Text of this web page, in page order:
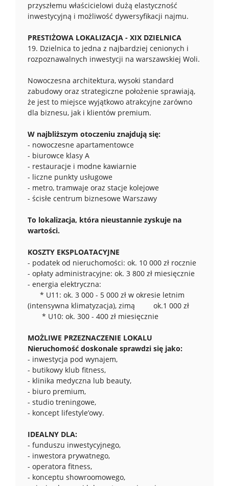
przyszłemu właścicielowi dużą elastyczność
inwestycyjną i możliwość dywersyfikacji najmu.
PRESTIŻOWA LOKALIZACJA - XIX DZIELNICA
19. Dzielnica to jedna z najbardziej cenionych i
rozpoznawalnych inwestycji na warszawskiej Woli.
Nowoczesna architektura, wysoki standard
zabudowy oraz strategiczne położenie sprawiają,
że jest to miejsce wyjątkowo atrakcyjne zarówno
dla biznesu, jak i klientów premium.
W najbliższym otoczeniu znajdują się:
- nowoczesne apartamentowce
- biurowce klasy A
- restauracje i modne kawiarnie
- liczne punkty usługowe
- metro, tramwaje oraz stacje kolejowe
- ścisłe centrum biznesowe Warszawy
To lokalizacja, która nieustannie zyskuje na
wartości.
KOSZTY EKSPLOATACYJNE
- podatek od nieruchomości: ok. 10 000 zł rocznie
- opłaty administracyjne: ok. 3 800 zł miesięcznie
- energia elektryczna:
* U11: ok. 3 000 - 5 000 zł w okresie letnim
(intensywna klimatyzacja), zimą ok.1 000 zł
* U10: ok. 300 - 400 zł miesięcznie
MOŻLIWE PRZEZNACZENIE LOKALU
Nieruchomość doskonale sprawdzi się jako:
- inwestycja pod wynajem,
- butikowy klub fitness,
- klinika medyczna lub beauty,
- biuro premium,
- studio treningowe,
- koncept lifestyle’owy.
IDEALNY DLA:
- funduszu inwestycyjnego,
- inwestora prywatnego,
- operatora fitness,
- konceptu showroomowego,